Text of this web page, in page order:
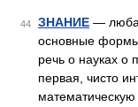
44 ЗНАНИЕ —
основные формы
речь о науках о
первая, чисто